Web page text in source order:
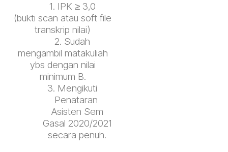
1. IPK ≥ 3,0
(bukti scan atau soft file
transkrip nilai)
2. Sudah
mengambil matakuliah
ybs dengan nilai
minimum B.
3. Mengikuti
Penataran
Asisten Sem
Gasal 2020/2021
secara penuh.